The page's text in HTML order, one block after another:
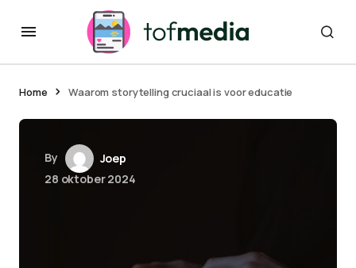
Home Waarom storytelling cruciaal is voor educatie
By
Joep
28 oktober 2024